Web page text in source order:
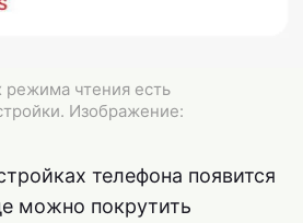
режима чтения есть
Изображение:
телефона появится
можно покрутить